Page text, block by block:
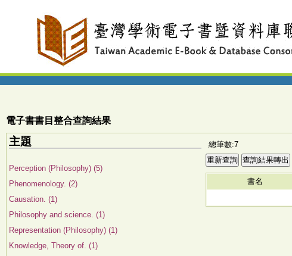
電子書書目整合查詢結果
主題
Perception (Philosophy) (5)
Phenomenology. (2)
Causation. (1)
Philosophy and science. (1)
Representation (Philosophy) (1)
Knowledge, Theory of. (1)
總筆數:7
書名